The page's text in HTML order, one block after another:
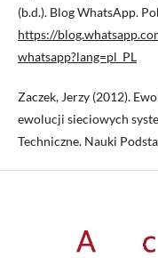
(b.d.). Blog WhatsApp.
https://
whatsapp?lang=pl_PL
Zaczek, Jerzy (2012).
ewolucji sieciowych
Techniczne. Nauki